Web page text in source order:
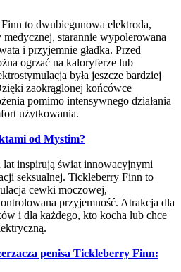
to dwubiegunowa elektroda,
starannie wypolerowana
i przyjemnie gładka. Przed
ogrzać na kaloryferze lub
była jeszcze bardziej
zaokrąglonej końcówce
pomimo intensywnego działania
użytkowania.
od Mystim?
inspirują świat innowacyjnymi
seksualnej. Tickleberry Finn to
cewki moczowej,
przyjemność. Atrakcja dla
i dla każdego, kto kocha lub chce
penisa Tickleberry Finn: